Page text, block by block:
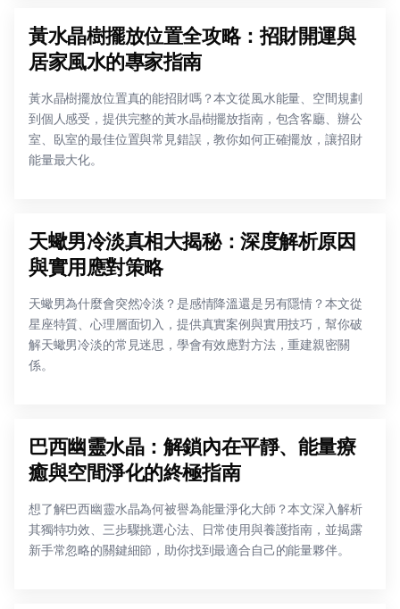
黃水晶樹擺放位置全攻略：招財開運與
居家風水的專家指南
黃水晶樹擺放位置真的能招財嗎？本文從風水能量、空間規劃
到個人感受，提供完整的黃水晶樹擺放指南，包含客廳、辦公
室、臥室的最佳位置與常見錯誤，教你如何正確擺放，讓招財
能量最大化。
天蠍男冷淡真相大揭秘：深度解析原因
與實用應對策略
天蠍男為什麼會突然冷淡？是感情降溫還是另有隱情？本文從
星座特質、心理層面切入，提供真實案例與實用技巧，幫你破
解天蠍男冷淡的常見迷思，學會有效應對方法，重建親密關
係。
巴西幽靈水晶：解鎖內在平靜、能量療
癒與空間淨化的終極指南
想了解巴西幽靈水晶為何被譽為能量淨化大師？本文深入解析
其獨特功效、三步驟挑選心法、日常使用與養護指南，並揭露
新手常忽略的關鍵細節，助你找到最適合自己的能量夥伴。